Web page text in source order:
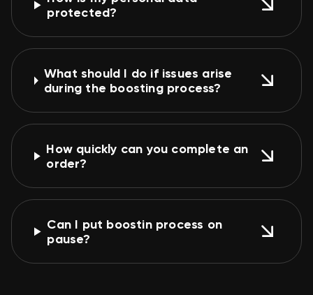
protected?
What should I do if issues arise
during the boosting process?
How quickly can you complete an
order?
Can I put boostin process on
pause?